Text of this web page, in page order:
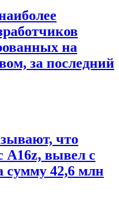
на
за последний
что
A16z, вывел с
сумму 42,6 млн